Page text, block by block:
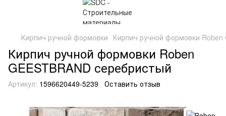
Кирпич ручной формовки Кирпич ручной формовки Roben
Кирпич ручной формовки Roben
GEESTBRAND серебристый
Артикул: 1596620449-5239 Оставить отзыв